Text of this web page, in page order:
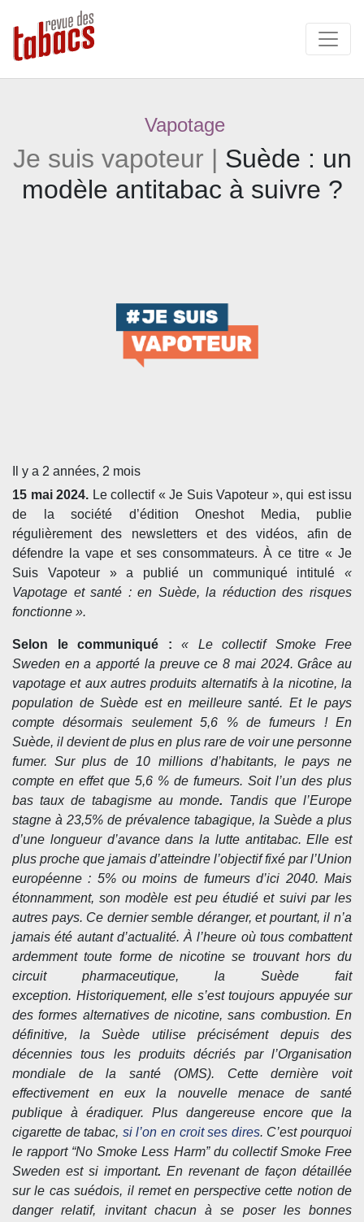
Vapotage
Je suis vapoteur | Suède : un
modèle antitabac à suivre ?
Il y a 2 années, 2 mois
15 mai 2024. Le collectif « Je Suis Vapoteur », qui est issu
de la société d’édition Oneshot Media, publie
régulièrement des newsletters et des vidéos, afin de
défendre la vape et ses consommateurs. À ce titre « Je
Suis Vapoteur » a publié un communiqué intitulé «
Vapotage et santé : en Suède, la réduction des risques
fonctionne ».
Selon le communiqué :
« Le collectif Smoke Free
Sweden en a apporté la preuve ce 8 mai 2024. Grâce au
vapotage et aux autres produits alternatifs à la nicotine, la
population de Suède est en meilleure santé. Et le pays
compte désormais seulement 5,6 % de fumeurs ! En
Suède, il devient de plus en plus rare de voir une personne
fumer. Sur plus de 10 millions d’habitants, le pays ne
compte en effet que 5,6 % de fumeurs. Soit l’un des plus
bas taux de tabagisme au monde. Tandis que l’Europe
stagne à 23,5% de prévalence tabagique, la Suède a plus
d’une longueur d’avance dans la lutte antitabac. Elle est
plus proche que jamais d’atteindre l’objectif fixé par l’Union
européenne : 5% ou moins de fumeurs d’ici 2040. Mais
étonnamment, son modèle est peu étudié et suivi par les
autres pays. Ce dernier semble déranger, et pourtant, il n’a
jamais été autant d’actualité. À l’heure où tous combattent
ardemment toute forme de nicotine se trouvant hors du
circuit pharmaceutique, la Suède fait
exception. Historiquement, elle s’est toujours appuyée sur
des formes alternatives de nicotine, sans combustion. En
définitive, la Suède utilise précisément depuis des
décennies tous les produits décriés par l’Organisation
mondiale de la santé (OMS). Cette dernière voit
effectivement en eux la nouvelle menace de santé
publique à éradiquer. Plus dangereuse encore que la
cigarette de tabac, si l’on en croit ses dires. C’est pourquoi
le rapport “No Smoke Less Harm” du collectif Smoke Free
Sweden est si important. En revenant de façon détaillée
sur le cas suédois, il remet en perspective cette notion de
danger relatif, invitant chacun à se poser les bonnes